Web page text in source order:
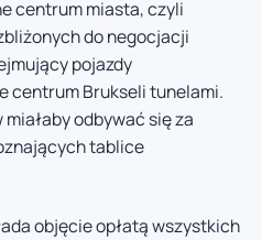
centrum miasta, czyli
do negocjacji
pojazdy
centrum Brukseli tunelami.
odbywać się za
tablice
objęcie opłatą wszystkich